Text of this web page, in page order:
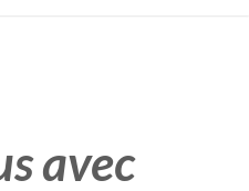
avec